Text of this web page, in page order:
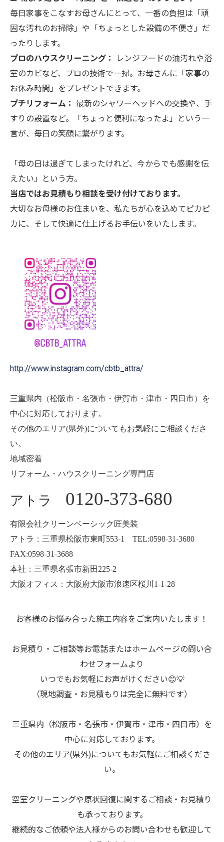
毎日家事をこなすお母さんにとって、一番の負担は「頑
固な汚れのお掃除」や「ちょっとした設備の不便さ」だ
ったりします。
プロのハウスクリーニング：
レンジフードの油汚れや浴
室のカビなど、プロの技術で一掃。お母さんに「家事の
お休み時間」をプレゼントできます。
プチリフォーム： 最新のシャワーヘッドへの交換や、手
すりの設置など。「ちょっと便利になったよ」という一
言が、毎日の笑顔に繋がります。
「母の日は過ぎてしまったけれど、今からでも感謝を伝
えたい」という方。
当店ではお見積もり相談を受け付けております。
大切なお母様のお住まいを、私たちが心を込めてピカピ
カに、そして快適に仕上げるお手伝いをいたします。
http://www.instagram.com/cbtb_attra/
三重県内（松阪市・名張市・伊賀市・津市・四日市）を
中心に対応しております。
その他のエリア(県外)についてもお気軽にご相談くださ
い。
地域密着
リフォーム・ハウスクリーニング専門店
アトラ 0120-373-680
有限会社クリーンベーシック匠美装
アトラ：三重県松阪市東町553-1 TEL:0598-31-3680
FAX:0598-31-3688
本社：三重県名張市新田225-2
大阪オフィス：大阪府大阪市浪速区桜川1-1-28
お客様のお悩み合った施工内容をご案内いたします！
お見積り・ご相談等お電話またはホームページの問い合
わせフォームより
いつでもお気軽にお声がけください😊💡
（現地調査・お見積もりは完全に無料です）
三重県内（松阪市・名張市・伊賀市・津市・四日市）を
中心に対応しております。
その他のエリア(県外)についてもお気軽にご相談くださ
い。
空室クリーニングや原状回復に関するご相談・お見積り
も承っております。
継続的なご依頼や法人様からのお問い合わせも歓迎して